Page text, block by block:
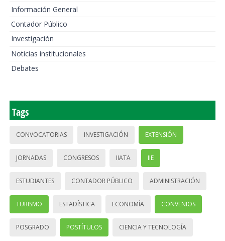
Información General
Contador Público
Investigación
Noticias institucionales
Debates
Tags
CONVOCATORIAS INVESTIGACIÓN EXTENSIÓN
JORNADAS CONGRESOS IIATA IIE
ESTUDIANTES CONTADOR PÚBLICO ADMINISTRACIÓN
TURISMO ESTADÍSTICA ECONOMÍA CONVENIOS
POSGRADO POSTÍTULOS CIENCIA Y TECNOLOGÍA